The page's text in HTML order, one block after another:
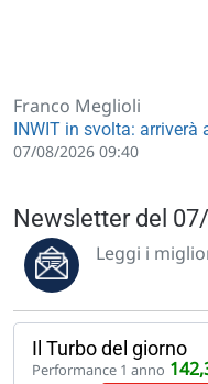
Franco Meglioli
INWIT in svolta: arriverà
07/08/2026 09:40
Newsletter del
Leggi i
Il Turbo del giorno
Performance 1 anno